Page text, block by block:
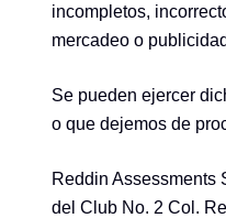
incompletos,
mercadeo o
Se pueden ejercer
o que dejemos de
Reddin Assessments
del Club No. 2 Col.